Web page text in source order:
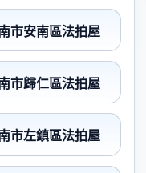
市安南區法拍屋
市歸仁區法拍屋
市左鎮區法拍屋